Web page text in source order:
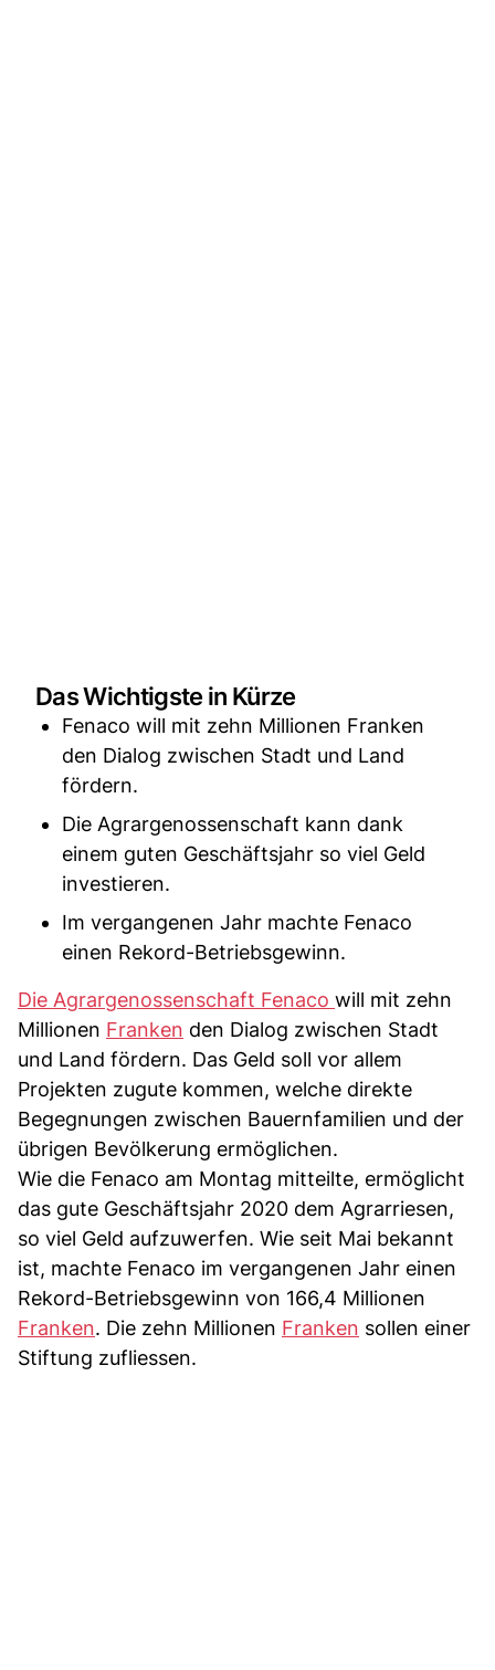
Das Wichtigste in Kürze
Fenaco will mit zehn Millionen Franken
den Dialog zwischen Stadt und Land
fördern.
Die Agrargenossenschaft kann dank
einem guten Geschäftsjahr so viel Geld
investieren.
Im vergangenen Jahr machte Fenaco
einen Rekord-Betriebsgewinn.
Die Agrargenossenschaft Fenaco will mit zehn
Millionen Franken den Dialog zwischen Stadt
und Land fördern. Das Geld soll vor allem
Projekten zugute kommen, welche direkte
Begegnungen zwischen Bauernfamilien und der
übrigen Bevölkerung ermöglichen.
Wie die Fenaco am Montag mitteilte, ermöglicht
das gute Geschäftsjahr 2020 dem Agrarriesen,
so viel Geld aufzuwerfen. Wie seit Mai bekannt
ist, machte Fenaco im vergangenen Jahr einen
Rekord-Betriebsgewinn von 166,4 Millionen
Franken. Die zehn Millionen Franken sollen einer
Stiftung zufliessen.